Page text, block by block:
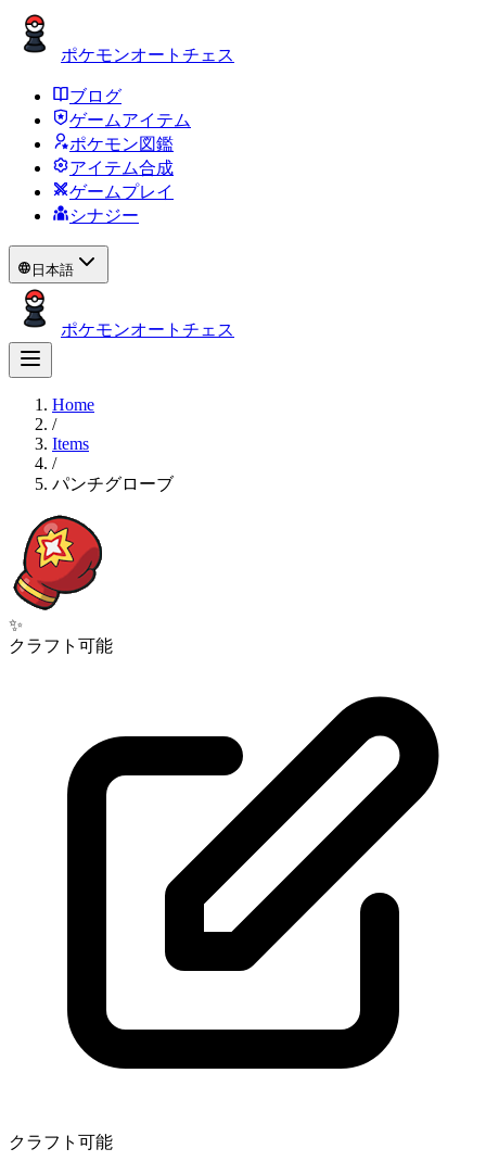
ポケモンオートチェス
ブログ
ゲームアイテム
ポケモン図鑑
アイテム合成
ゲームプレイ
シナジー
日本語
ポケモンオートチェス
Home
/
Items
/
パンチグローブ
✨
クラフト可能
クラフト可能